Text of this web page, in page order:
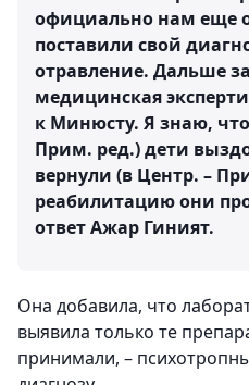
официально нам еще
поставили свой
отравление. Дальше
медицинская
к Минюсту. Я знаю,
Прим. ред.) дети
вернули (в Центр. –
реабилитацию они
ответ Ажар Гиният.
Она добавила, что
выявила только те
принимали, –